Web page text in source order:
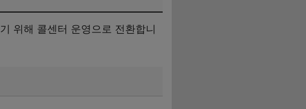
위해 콜센터 운영으로 전환합니